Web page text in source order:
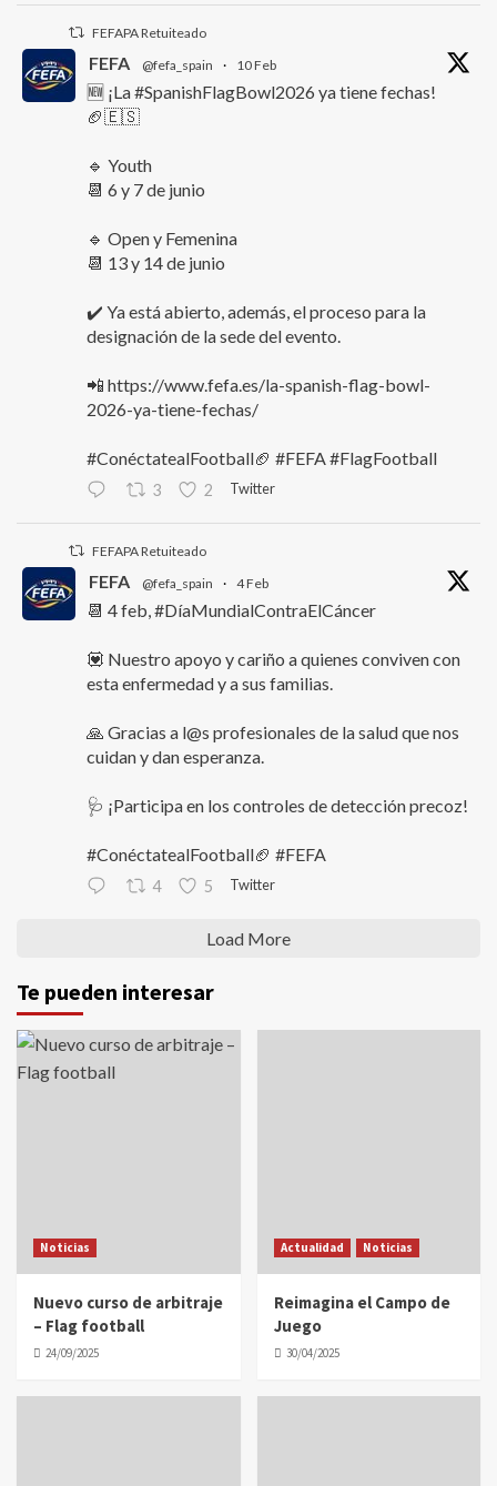
FEFAPA Retuiteado
FEFA @fefa_spain · 10 Feb
🆕 ¡La #SpanishFlagBowl2026 ya tiene fechas!
🏈🇪🇸
🔹 Youth
📆 6 y 7 de junio
🔹 Open y Femenina
📆 13 y 14 de junio
✔️ Ya está abierto, además, el proceso para la
designación de la sede del evento.
📲 https://www.fefa.es/la-spanish-flag-bowl-
2026-ya-tiene-fechas/
#ConéctatealFootball🏈 #FEFA #FlagFootball
3 2 Twitter
FEFAPA Retuiteado
FEFA @fefa_spain · 4 Feb
📆 4 feb, #DíaMundialContraElCáncer
💟 Nuestro apoyo y cariño a quienes conviven con
esta enfermedad y a sus familias.
🙏 Gracias a l@s profesionales de la salud que nos
cuidan y dan esperanza.
🩺 ¡Participa en los controles de detección precoz!
#ConéctatealFootball🏈 #FEFA
4 5 Twitter
Load More
Te pueden interesar
Noticias
Nuevo curso de arbitraje
– Flag football
24/09/2025
Actualidad Noticias
Reimagina el Campo de
Juego
30/04/2025